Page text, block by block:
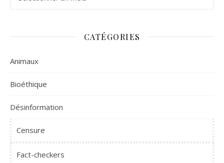
CATÉGORIES
Animaux
Bioéthique
Désinformation
Censure
Fact-checkers